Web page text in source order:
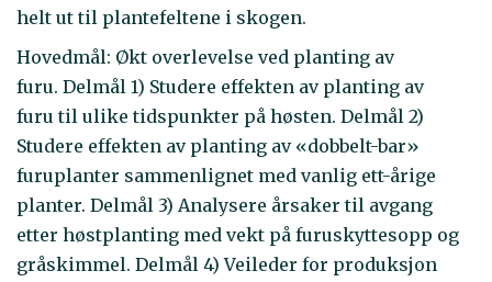
helt ut til plantefeltene i skogen.
Hovedmål: Økt overlevelse ved planting av
furu. Delmål 1) Studere effekten av planting av
furu til ulike tidspunkter på høsten. Delmål 2)
Studere effekten av planting av «dobbelt-bar»
furuplanter sammenlignet med vanlig ett-årige
planter. Delmål 3) Analysere årsaker til avgang
etter høstplanting med vekt på furuskyttesopp og
gråskimmel. Delmål 4) Veileder for produksjon